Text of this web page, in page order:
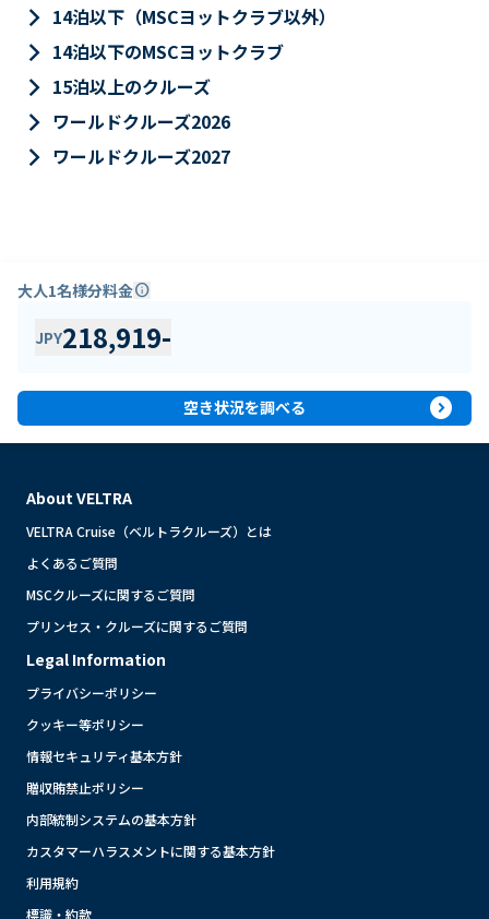
keyboard_arrow_right 14泊以下（MSCヨットクラブ以外）
keyboard_arrow_right 14泊以下のMSCヨットクラブ
keyboard_arrow_right 15泊以上のクルーズ
keyboard_arrow_right ワールドクルーズ2026
keyboard_arrow_right ワールドクルーズ2027
大人1名様分料金info
JPY218,919-
空き状況を調べる expand_circle_right
About VELTRA
VELTRA Cruise（ベルトラクルーズ）とは
よくあるご質問
MSCクルーズに関するご質問
プリンセス・クルーズに関するご質問
Legal Information
プライバシーポリシー
クッキー等ポリシー
情報セキュリティ基本方針
贈収賄禁止ポリシー
内部統制システムの基本方針
カスタマーハラスメントに関する基本方針
利用規約
標識・約款